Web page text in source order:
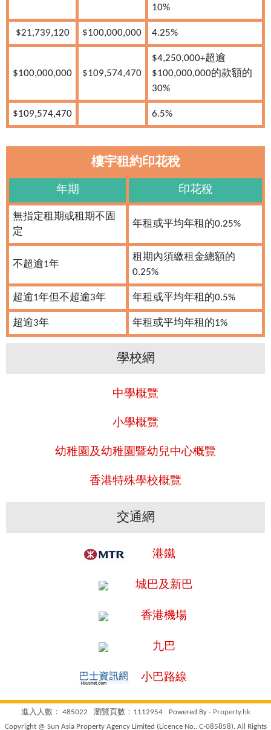
10%
$21,739,120 $100,000,000 4.25%
$100,000,000 $109,574,470
$4,250,000+超逾
$100,000,000的款額的
30%
$109,574,470 6.5%
樓宇租約印花稅
年期 印花稅
無指定租期或租期不固
定
年租或平均年租的0.25%
不超逾1年
租期內須繳租金總額的
0.25%
超逾1年但不超逾3年 年租或平均年租的0.5%
超逾3年 年租或平均年租的1%
學校網
中學概覽
小學概覽
幼稚園及幼稚園暨幼兒中心概覽
香港特殊學校概覽
交通網
港鐵
城巴及新巴
香港機場
九巴
小巴路線
進入人數： 485022 瀏覽頁數：1112954 Powered By - Property.hk
Copyright @ Sun Asia Property Agency Limited (Licence No.: C-085858). All Rights